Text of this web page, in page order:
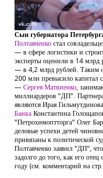
Сын губернатора
Полтавченко стал
— в сфере логистики и
эксперты оценили в 14 млрд
— в 4,2 млрд рублей. Таким
200 млн превысило капитал
— Сергея Матвиенко,
миллиардеров "ДП".
являются Ирая
Банка Константина
"Петрохимоптторга" Олег
деловые успехи детей
привязаны к политической
Полтавченко заявил "ДП",
задолго до того, как его
году (см. комментарий на